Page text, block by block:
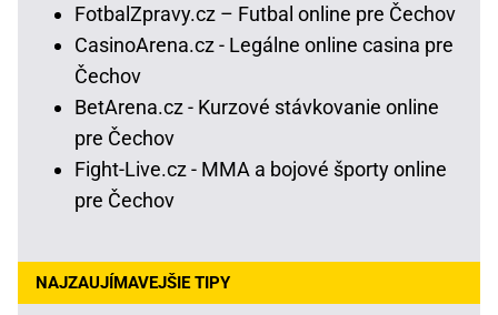
FotbalZpravy.cz – Futbal online pre Čechov
CasinoArena.cz - Legálne online casina pre
Čechov
BetArena.cz - Kurzové stávkovanie online
pre Čechov
Fight-Live.cz - MMA a bojové športy online
pre Čechov
NAJZAUJÍMAVEJŠIE TIPY